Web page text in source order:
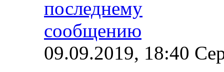
09.09.2019, 18:40